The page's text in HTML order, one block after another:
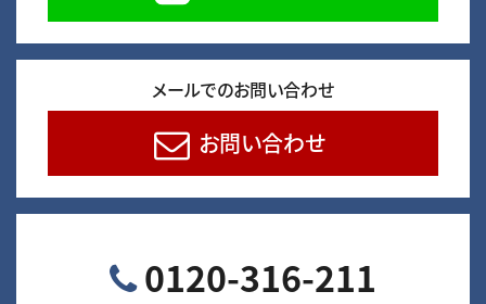
メールでのお問い合わせ
お問い合わせ
0120-316-211